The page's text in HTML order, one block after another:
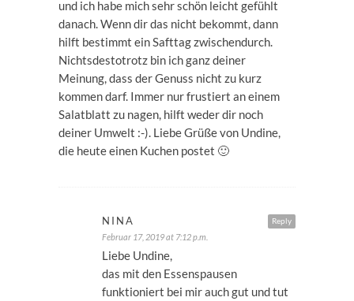
und ich habe mich sehr schön leicht gefühlt
danach. Wenn dir das nicht bekommt, dann
hilft bestimmt ein Safttag zwischendurch.
Nichtsdestotrotz bin ich ganz deiner
Meinung, dass der Genuss nicht zu kurz
kommen darf. Immer nur frustiert an einem
Salatblatt zu nagen, hilft weder dir noch
deiner Umwelt :-). Liebe Grüße von Undine,
die heute einen Kuchen postet 🙂
Reply
NINA
Februar 17, 2019 at 7:12 p.m.
Liebe Undine,
das mit den Essenspausen
funktioniert bei mir auch gut und tut